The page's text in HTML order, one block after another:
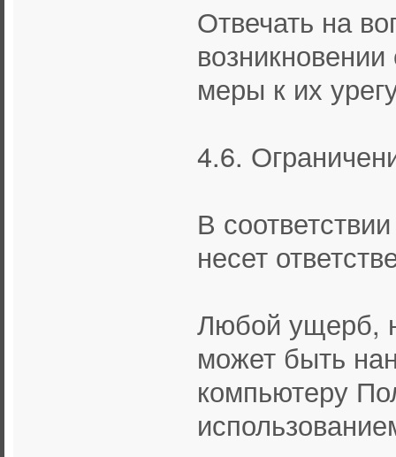
Отвечать на
меры к их
4.6.
В
несет
Любой ущерб,
может быть
компьютеру